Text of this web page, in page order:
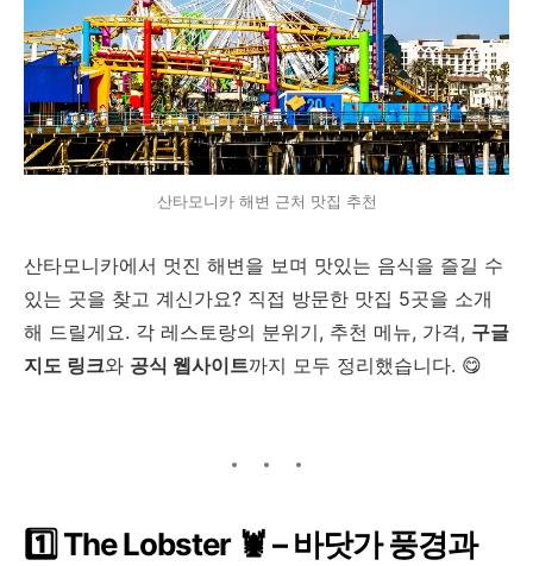
산타모니카 해변 근처 맛집 추천
산타모니카에서 멋진 해변을 보며 맛있는 음식을 즐길 수
있는 곳을 찾고 계신가요? 직접 방문한 맛집 5곳을 소개
해 드릴게요. 각 레스토랑의 분위기, 추천 메뉴, 가격, 구글
지도 링크와 공식 웹사이트까지 모두 정리했습니다. 😋
1️⃣ The Lobster 🦞 – 바닷가 풍경과